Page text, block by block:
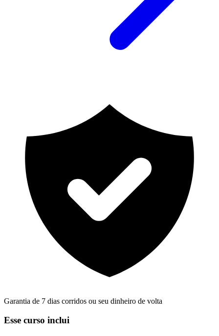
Garantia de 7 dias corridos ou seu dinheiro de volta
Esse curso inclui